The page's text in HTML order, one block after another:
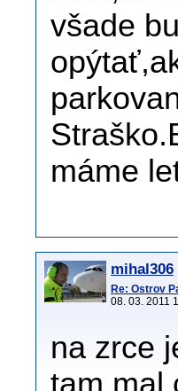
všade
máme
mihal306
Re: Ostrov
08. 03. 2011
na zrce
tam mal